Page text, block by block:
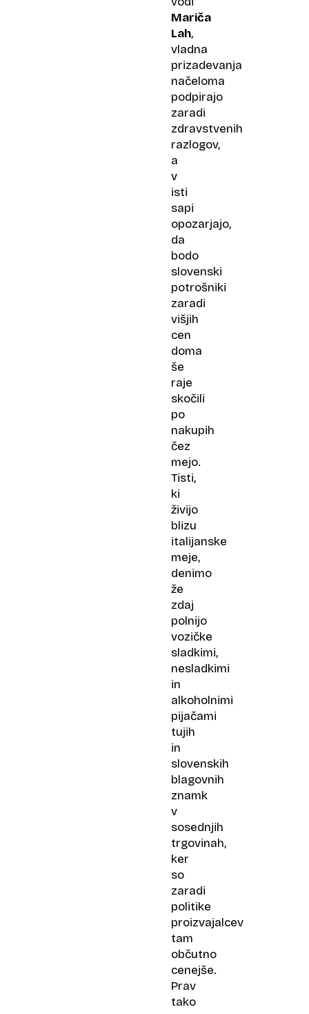
Mariča
Lah,
vladna
prizadevanja
načeloma
podpirajo
zaradi
zdravstvenih
razlogov,
a
v
isti
sapi
opozarjajo,
da
bodo
slovenski
potrošniki
zaradi
višjih
cen
doma
še
raje
skočili
po
nakupih
čez
mejo.
Tisti,
ki
živijo
blizu
italijanske
meje,
denimo
že
zdaj
polnijo
vozičke
sladkimi,
nesladkimi
in
alkoholnimi
pijačami
tujih
in
slovenskih
blagovnih
znamk
v
sosednjih
trgovinah,
ker
so
zaradi
politike
proizvajalcev
tam
občutno
cenejše.
Prav
tako